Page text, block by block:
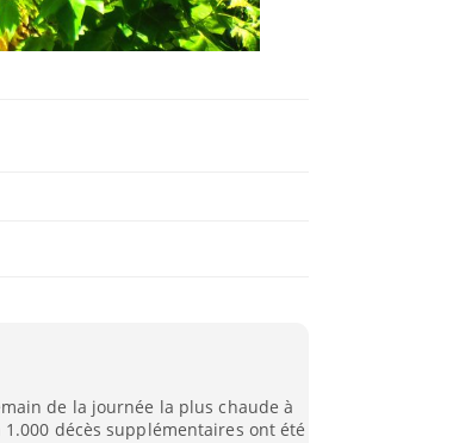
de la journée la plus chaude à
décès supplémentaires ont été